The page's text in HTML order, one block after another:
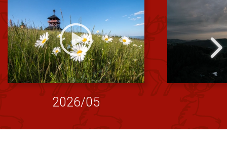
2026/05